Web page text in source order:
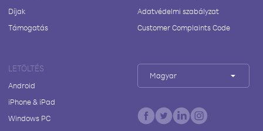
Díjak
Támogatás
Adatvédelmi szabályzat
Customer Complaints Code
LETÖLTÉS
Android
iPhone & iPad
Windows PC
Magyar